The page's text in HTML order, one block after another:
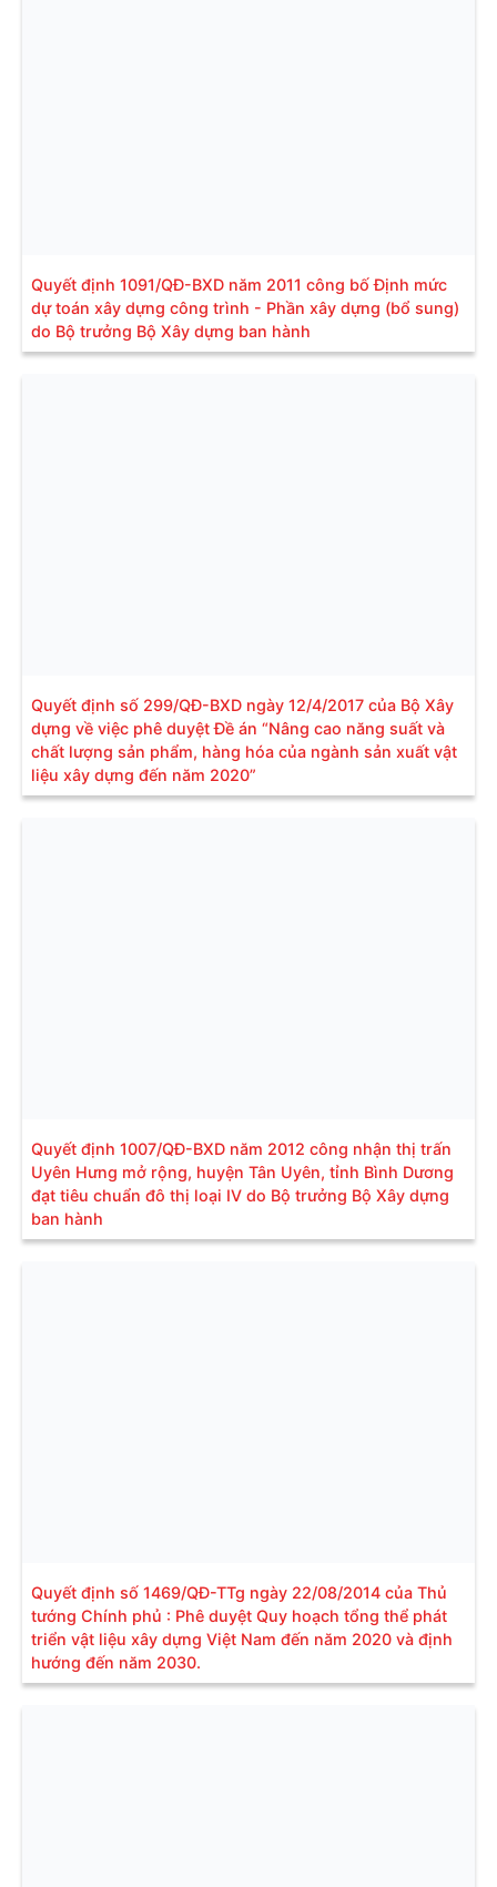
Quyết định 1091/QĐ-BXD năm 2011 công bố Định mức
dự toán xây dựng công trình - Phần xây dựng (bổ sung)
do Bộ trưởng Bộ Xây dựng ban hành
Quyết định số 299/QĐ-BXD ngày 12/4/2017 của Bộ Xây
dựng về việc phê duyệt Đề án “Nâng cao năng suất và
chất lượng sản phẩm, hàng hóa của ngành sản xuất vật
liệu xây dựng đến năm 2020”
Quyết định 1007/QĐ-BXD năm 2012 công nhận thị trấn
Uyên Hưng mở rộng, huyện Tân Uyên, tỉnh Bình Dương
đạt tiêu chuẩn đô thị loại IV do Bộ trưởng Bộ Xây dựng
ban hành
Quyết định số 1469/QĐ-TTg ngày 22/08/2014 của Thủ
tướng Chính phủ : Phê duyệt Quy hoạch tổng thể phát
triển vật liệu xây dựng Việt Nam đến năm 2020 và định
hướng đến năm 2030.